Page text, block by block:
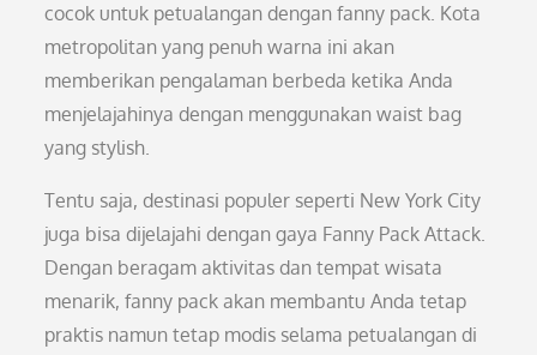
cocok untuk petualangan dengan fanny pack. Kota
metropolitan yang penuh warna ini akan
memberikan pengalaman berbeda ketika Anda
menjelajahinya dengan menggunakan waist bag
yang stylish.
Tentu saja, destinasi populer seperti New York City
juga bisa dijelajahi dengan gaya Fanny Pack Attack.
Dengan beragam aktivitas dan tempat wisata
menarik, fanny pack akan membantu Anda tetap
praktis namun tetap modis selama petualangan di